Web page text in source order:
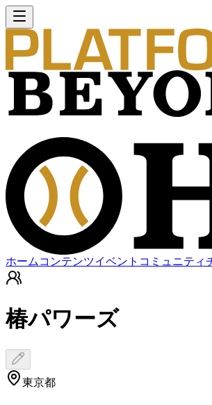
ホーム コンテンツイベント コミュニティ
椿パワーズ
東京都